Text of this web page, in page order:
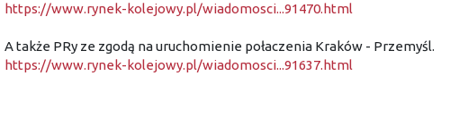
https://www.rynek-kolejowy.pl/wiadomosci...91470.html
A także PRy ze zgodą na uruchomienie połaczenia Kraków - Przemyśl.
https://www.rynek-kolejowy.pl/wiadomosci...91637.html